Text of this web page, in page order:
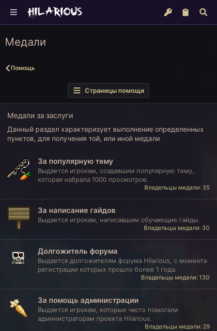
Медали
Помощь
Страницы помощи
Медали за заслуги
Данный раздел характеризует выполнение определенных
пунктов, для получения той, или иной медали
За популярную тему
Выдается игрокам, создавшим популярную тему,
которая набрала 1000 просмотров.
Владельцы медали: 35
За написание гайдов
Выдается игрокам, написавшим обучающие гайды.
Владельцы медали: 30
Долгожитель форума
Выдается долгожителям форума Hilarious, с момента
регистрации которых прошло более 1 года.
Владельцы медали: 130
За помощь администрации
Выдается игрокам, которые часто помогали
администраторам проекта Hilarious.
Владельцы медали: 29